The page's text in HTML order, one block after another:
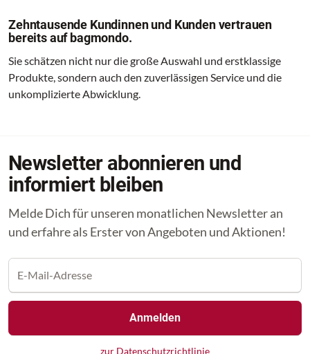
Zehntausende Kundinnen und Kunden vertrauen
bereits auf bagmondo.
Sie schätzen nicht nur die große Auswahl und erstklassige
Produkte, sondern auch den zuverlässigen Service und die
unkomplizierte Abwicklung.
Newsletter abonnieren und
informiert bleiben
Melde Dich für unseren monatlichen Newsletter an
und erfahre als Erster von Angeboten und Aktionen!
Anmelden
zur Datenschutzrichtlinie